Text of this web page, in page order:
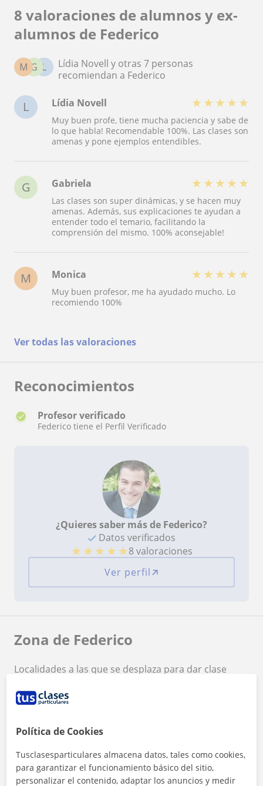
8 valoraciones de alumnos y ex-
alumnos de Federico
L
G
M
Lídia Novell y otras 7 personas
recomiendan a Federico
L Lídia Novell ★ ★ ★ ★ ★
Muy buen profe, tiene mucha paciencia y sabe de
lo que habla! Recomendable 100%. Las clases son
amenas y pone ejemplos entendibles.
G Gabriela ★ ★ ★ ★ ★
Las clases son super dinámicas, y se hacen muy
amenas. Además, sus explicaciones te ayudan a
entender todo el temario, facilitando la
comprensión del mismo. 100% aconsejable!
M Monica ★ ★ ★ ★ ★
Muy buen profesor, me ha ayudado mucho. Lo
recomiendo 100%
Ver todas las valoraciones
Reconocimientos
Profesor verificado
Federico tiene el Perfil Verificado
¿Quieres saber más de Federico?
Datos verificados
★ ★ ★ ★ ★8 valoraciones
Ver perfil
Zona de Federico
Localidades a las que se desplaza para dar clase
Madrid (Ciudad)
+ −
Política de Cookies
Tusclasesparticulares almacena datos, tales como cookies,
para garantizar el funcionamiento básico del sitio,
personalizar el contenido, adaptar los anuncios y medir